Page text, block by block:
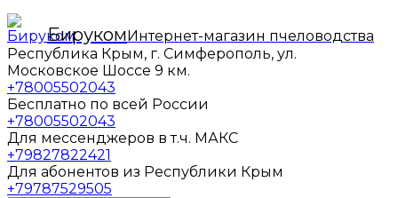
БирукомИнтернет-магазин пчеловодства
Республика Крым, г. Симферополь, ул.
Московское Шоссе 9 км.
+78005502043
Бесплатно по всей России
+78005502043
Для мессенджеров в т.ч. МАКС
+79827822421
Для абонентов из Республики Крым
+79787529505